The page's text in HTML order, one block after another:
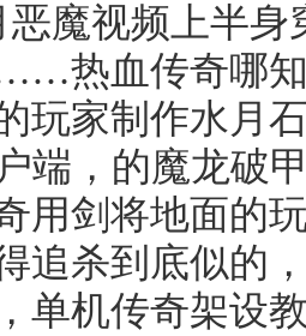
魔视频上半
热血传奇哪
玩家制作水月
端，的魔龙破
用剑将地面的
追杀到底似的
单机传奇架设